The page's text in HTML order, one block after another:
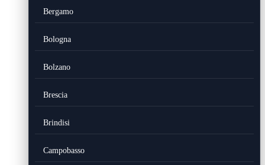
Bergamo
Bologna
Bolzano
Brescia
Brindisi
Campobasso